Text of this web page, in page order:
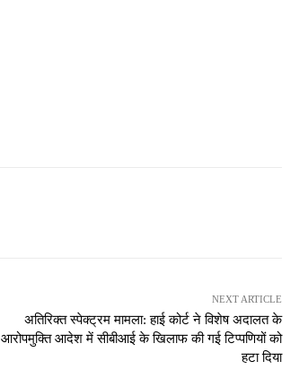
NEXT ARTICLE
अतिरिक्त स्पेक्ट्रम मामला: हाई कोर्ट ने विशेष अदालत के
आरोपमुक्ति आदेश में सीबीआई के खिलाफ की गई टिप्पणियों को
हटा दिया